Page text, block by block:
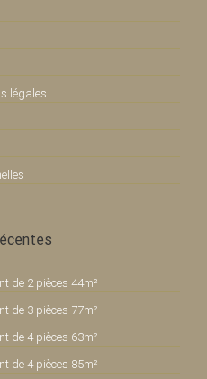
légales
de 2 pièces 44m²
de 3 pièces 77m²
de 4 pièces 63m²
de 4 pièces 85m²